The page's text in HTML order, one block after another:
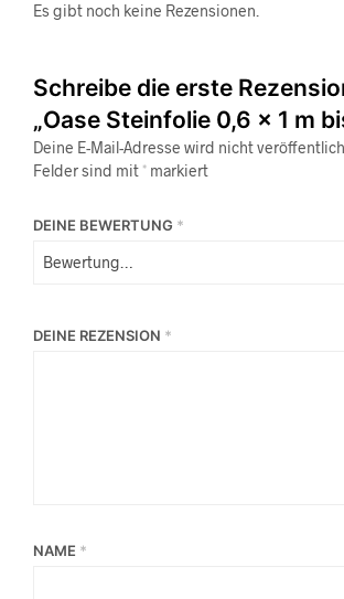
Es gibt noch keine Rezensionen.
Schreibe die erste
„Oase Steinfolie 0,6 x 1 m
Deine E-Mail-Adresse wird nicht
Felder sind mit * markiert
DEINE BEWERTUNG *
DEINE REZENSION *
NAME *